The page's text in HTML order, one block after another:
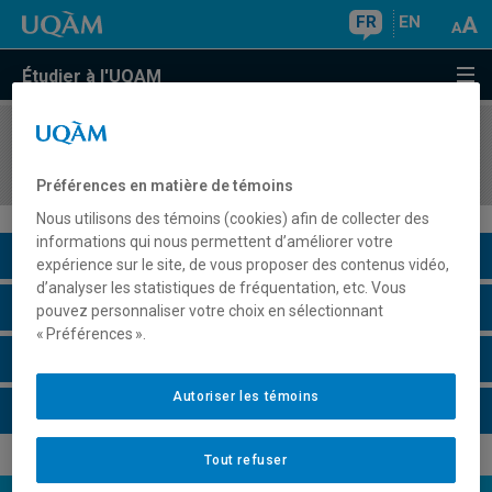
FR EN
Étudier à l'UQAM
COURS//
Description du cours
Horaire - Été 2026
Préférences en matière de témoins
Nous utilisons des témoins (cookies) afin de collecter des
informations qui nous permettent d’améliorer votre
expérience sur le site, de vous proposer des contenus vidéo,
d’analyser les statistiques de fréquentation, etc. Vous
pouvez personnaliser votre choix en sélectionnant
« Préférences ».
Tout refuser
Autoriser les témoins